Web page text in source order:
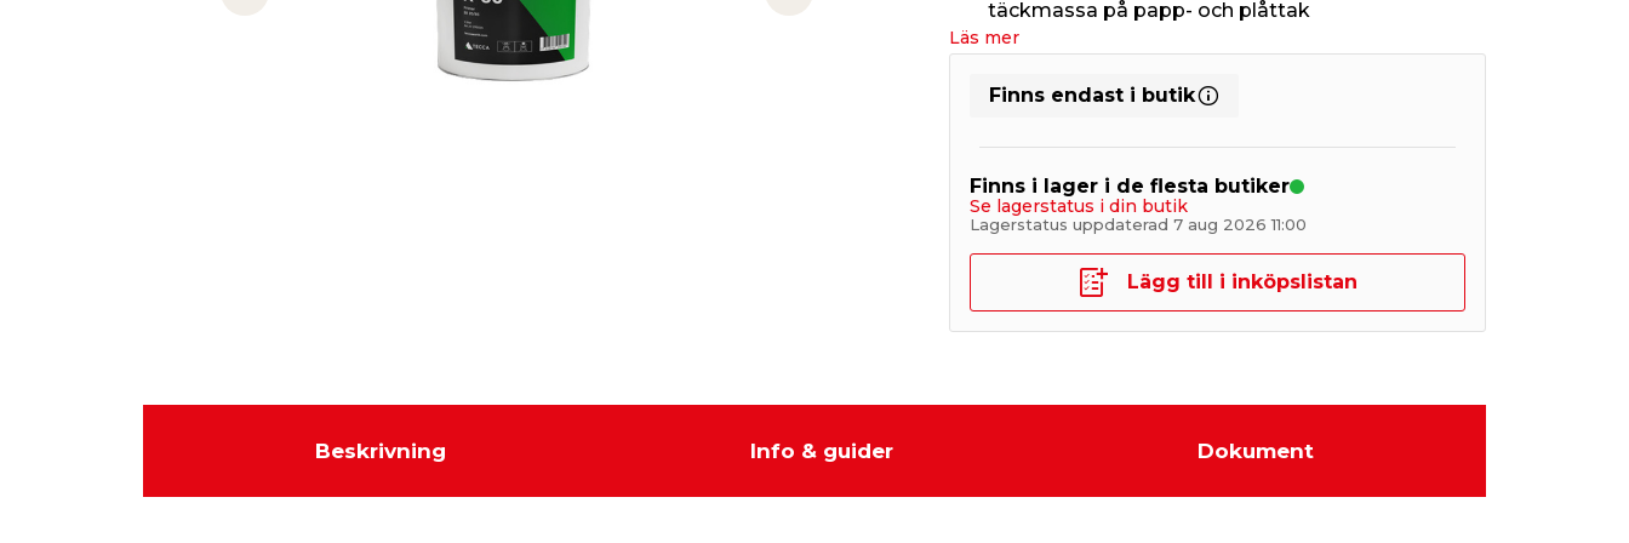
Previous slide Next slide
täckmassa på papp- och plåttak
Läs mer
Finns endast i butik
Finns i lager i de flesta butiker
Se lagerstatus i din butik
Lagerstatus uppdaterad 7 aug 2026 11:00
Lägg till i inköpslistan
Beskrivning Info & guider Dokument